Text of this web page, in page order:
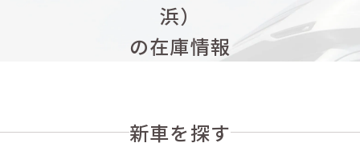
浜）
の在庫情報
新車を探す